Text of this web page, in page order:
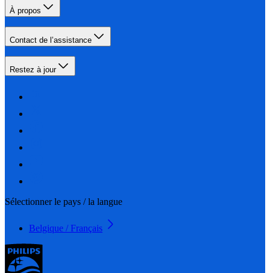
À propos
Contact de l’assistance
Restez à jour
Sélectionner le pays / la langue
Belgique / Français